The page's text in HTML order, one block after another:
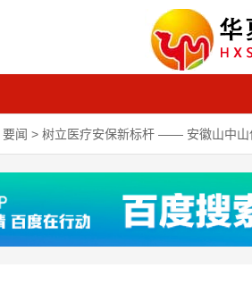
要闻 > 树立医疗安保新标杆 —— 安徽山中山